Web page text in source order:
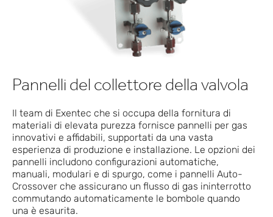
Pannelli del collettore della valvola
Il team di Exentec che si occupa della fornitura di
materiali di elevata purezza fornisce pannelli per gas
innovativi e affidabili, supportati da una vasta
esperienza di produzione e installazione. Le opzioni dei
pannelli includono configurazioni automatiche,
manuali, modulari e di spurgo, come i pannelli Auto-
Crossover che assicurano un flusso di gas ininterrotto
commutando automaticamente le bombole quando
una è esaurita.